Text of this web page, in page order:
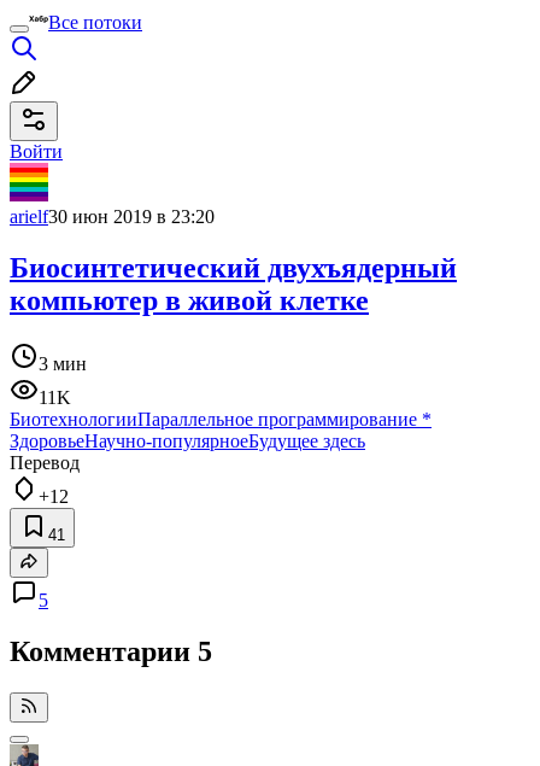
Все потоки
Войти
arielf30 июн 2019 в 23:20
Биосинтетический двухъядерный
компьютер в живой клетке
3 мин
11K
БиотехнологииПараллельное программирование *
ЗдоровьеНаучно-популярноеБудущее здесь
Перевод
+12
41
5
Комментарии 5